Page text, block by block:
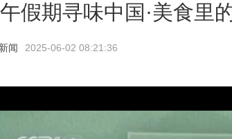
假期寻味中国·美食里
闻 2025-06-02 08:21:36